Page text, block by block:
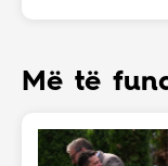
Më të